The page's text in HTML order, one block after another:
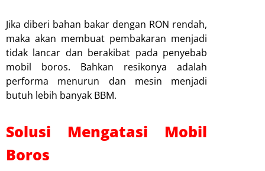
Jika diberi bahan bakar dengan RON rendah,
maka akan membuat pembakaran menjadi
tidak lancar dan berakibat pada penyebab
mobil boros. Bahkan resikonya adalah
performa menurun dan mesin menjadi
butuh lebih banyak BBM.
Solusi Mengatasi Mobil
Boros